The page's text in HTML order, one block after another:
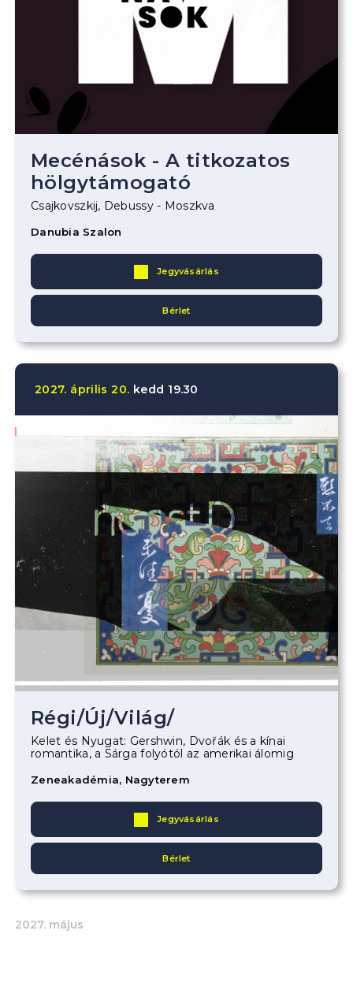
Mecénások - A titkozatos
hölgytámogató
Csajkovszkij, Debussy - Moszkva
Danubia Szalon
Jegyvásárlás
Bérlet
2027. április 20. kedd 19.30
Régi/Új/Világ/
Kelet és Nyugat: Gershwin, Dvořák és a kínai
romantika, a Sárga folyótól az amerikai álomig
Zeneakadémia, Nagyterem
Jegyvásárlás
Bérlet
2027. május